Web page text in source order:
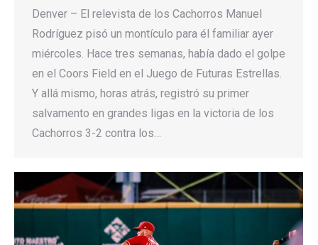
Denver – El relevista de los Cachorros Manuel
Rodríguez pisó un montículo para él familiar ayer
miércoles. Hace tres semanas, había dado el golpe
en el Coors Field en el Juego de Futuras Estrellas.
Y allá mismo, horas atrás, registró su primer
salvamento en grandes ligas en la victoria de los
Cachorros 3-2 contra los…